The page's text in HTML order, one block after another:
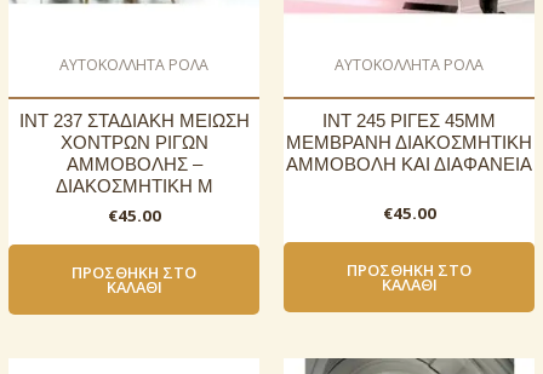
AΥΤΟΚΟΛΛΗΤΑ ΡΟΛΑ
INT 237 ΣΤΑΔΙΑΚΗ ΜΕΙΩΣΗ
ΧΟΝΤΡΩΝ ΡΙΓΩΝ
ΑΜΜΟΒΟΛΗΣ –
ΔΙΑΚΟΣΜΗΤΙΚΗ Μ
€45.00
ΠΡΟΣΘΉΚΗ ΣΤΟ
ΚΑΛΆΘΙ
AΥΤΟΚΟΛΛΗΤΑ ΡΟΛΑ
INT 245 ΡΙΓΕΣ 45ΜΜ
ΜΕΜΒΡΑΝΗ ΔΙΑΚΟΣΜΗΤΙΚΗ
ΑΜΜΟΒΟΛΗ ΚΑΙ ΔΙΑΦΑΝΕΙΑ
€45.00
ΠΡΟΣΘΉΚΗ ΣΤΟ
ΚΑΛΆΘΙ